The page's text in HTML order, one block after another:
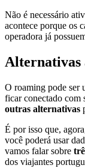
Não é necessário
acontece porque os
operadora já
Alternativas
O roaming pode ser
ficar conectado com
outras alternativas
É por isso que,
você poderá usar
vamos falar sobre
dos viajantes